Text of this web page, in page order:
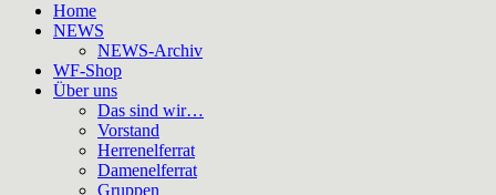
Home
NEWS
NEWS-Archiv
WF-Shop
Über uns
Das sind wir…
Vorstand
Herrenelferrat
Damenelferrat
Gruppen